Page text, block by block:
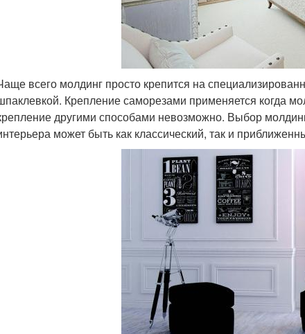
всего молдинг просто крепится на
Крепление саморезами применяется когда
другими способами невозможно. Выбор
может быть как классический, так и